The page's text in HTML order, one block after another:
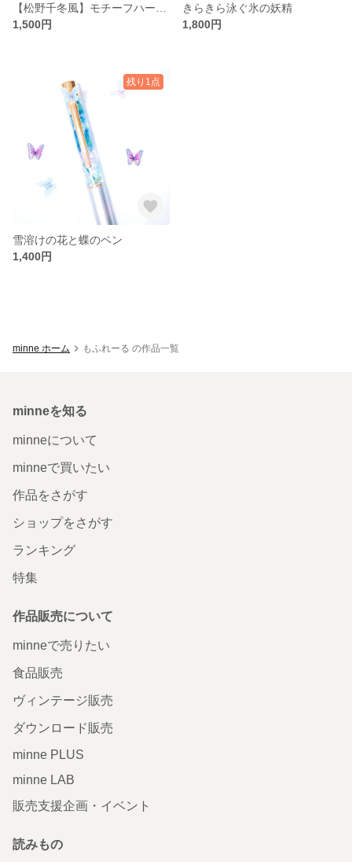
1,500円
きらきら泳ぐ氷の妖精
1,800円
残り1点
雪溶けの花と蝶のペン
1,400円
minne ホーム もふれーる の作品一覧
minneを知る
minneについて
minneで買いたい
作品をさがす
ショップをさがす
ランキング
特集
作品販売について
minneで売りたい
食品販売
ヴィンテージ販売
ダウンロード販売
minne PLUS
minne LAB
販売支援企画・イベント
読みもの